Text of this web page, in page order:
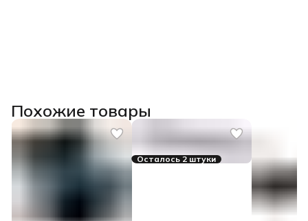
Похожие товары
Осталось 2 штуки